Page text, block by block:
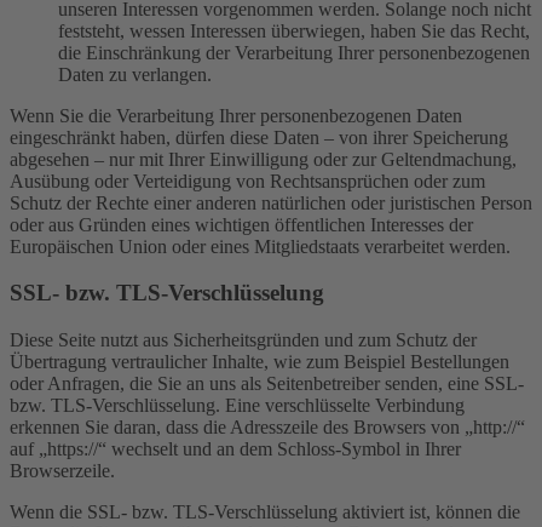
unseren Interessen vorgenommen werden. Solange noch nicht
feststeht, wessen Interessen überwiegen, haben Sie das Recht,
die Einschränkung der Verarbeitung Ihrer personenbezogenen
Daten zu verlangen.
Wenn Sie die Verarbeitung Ihrer personenbezogenen Daten
eingeschränkt haben, dürfen diese Daten – von ihrer Speicherung
abgesehen – nur mit Ihrer Einwilligung oder zur Geltendmachung,
Ausübung oder Verteidigung von Rechtsansprüchen oder zum
Schutz der Rechte einer anderen natürlichen oder juristischen Person
oder aus Gründen eines wichtigen öffentlichen Interesses der
Europäischen Union oder eines Mitgliedstaats verarbeitet werden.
SSL- bzw. TLS-Verschlüsselung
Diese Seite nutzt aus Sicherheitsgründen und zum Schutz der
Übertragung vertraulicher Inhalte, wie zum Beispiel Bestellungen
oder Anfragen, die Sie an uns als Seitenbetreiber senden, eine SSL-
bzw. TLS-Verschlüsselung. Eine verschlüsselte Verbindung
erkennen Sie daran, dass die Adresszeile des Browsers von „http://“
auf „https://“ wechselt und an dem Schloss-Symbol in Ihrer
Browserzeile.
Wenn die SSL- bzw. TLS-Verschlüsselung aktiviert ist, können die